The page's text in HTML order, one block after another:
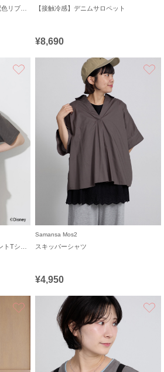
【接触冷感】デニムサロペット
¥8,690
Samansa Mos2
スキッパーシャツ
¥4,950
お気に入り